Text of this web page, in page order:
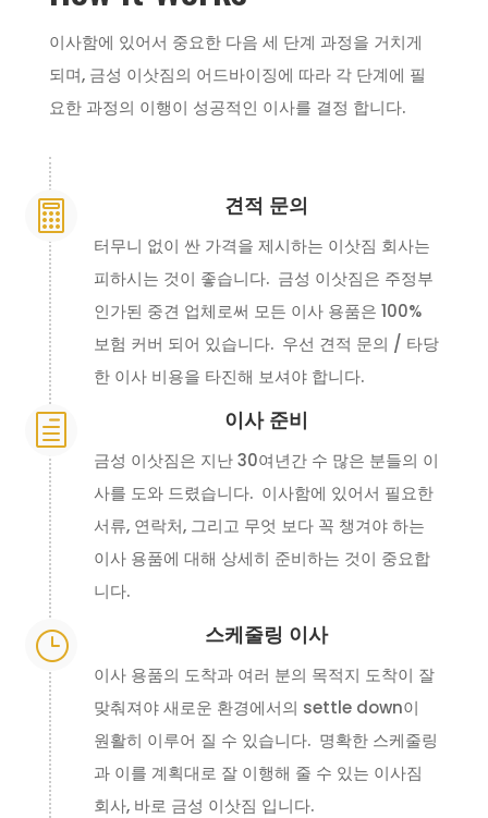
이사함에 있어서 중요한 다음 세 단계 과정을 거치게
되며, 금성 이삿짐의 어드바이징에 따라 각 단계에 필
요한 과정의 이행이 성공적인 이사를 결정 합니다.
 견적 문의
터무니 없이 싼 가격을 제시하는 이삿짐 회사는
피하시는 것이 좋습니다. 금성 이삿짐은 주정부
인가된 중견 업체로써 모든 이사 용품은 100%
보험 커버 되어 있습니다. 우선 견적 문의 / 타당
한 이사 비용을 타진해 보셔야 합니다.
h 이사 준비
금성 이삿짐은 지난 30여년간 수 많은 분들의 이
사를 도와 드렸습니다. 이사함에 있어서 필요한
서류, 연락처, 그리고 무엇 보다 꼭 챙겨야 하는
이사 용품에 대해 상세히 준비하는 것이 중요합
니다.
} 스케줄링 이사
이사 용품의 도착과 여러 분의 목적지 도착이 잘
맞춰져야 새로운 환경에서의 settle down이
원활히 이루어 질 수 있습니다. 명확한 스케줄링
과 이를 계획대로 잘 이행해 줄 수 있는 이사짐
회사, 바로 금성 이삿짐 입니다.